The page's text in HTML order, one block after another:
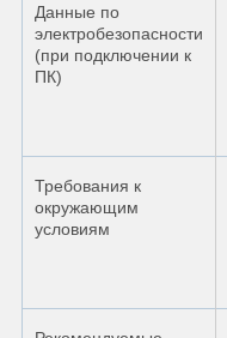
Данные по
электробезопасности
(при подключении к
ПК)
Требования к
окружающим
условиям